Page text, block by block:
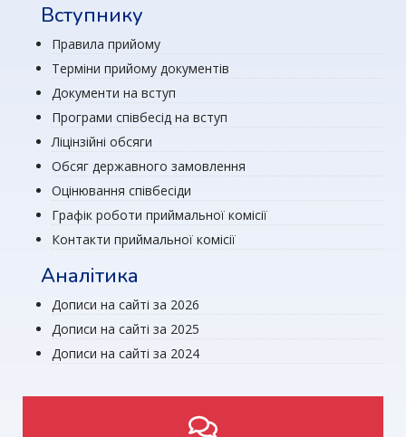
Вступнику
Правила прийому
Терміни прийому документів
Документи на вступ
Програми співбесід на вступ
Ліцінзійні обсяги
Обсяг державного замовлення
Оцінювання співбесіди
Графік роботи приймальної комісії
Контакти приймальної комісії
Аналітика
Дописи на сайті за 2026
Дописи на сайті за 2025
Дописи на сайті за 2024